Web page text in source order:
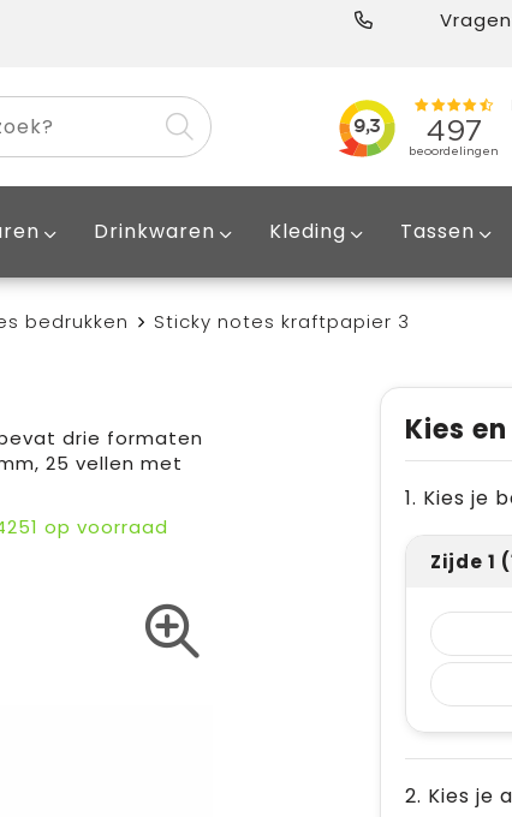
Drinkwaren Kleding Tassen
bedrukken Sticky notes kraftpapier 3
drie formaten
25 vellen met
op voorraad
Kies
1. Kies je
Zijde 1
2. Kies je